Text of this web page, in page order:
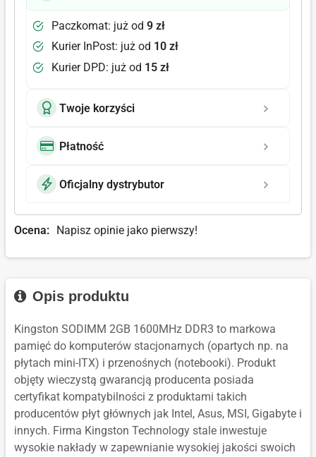
Paczkomat: już od 9 zł
Kurier InPost: już od 10 zł
Kurier DPD: już od 15 zł
Twoje korzyści
Płatność
Oficjalny dystrybutor
Ocena: Napisz opinie jako pierwszy!
Opis produktu
Kingston SODIMM 2GB 1600MHz DDR3 to markowa
pamięć do komputerów stacjonarnych (opartych np. na
płytach mini-ITX) i przenośnych (notebooki). Produkt
objęty wieczystą gwarancją producenta posiada
certyfikat kompatybilności z produktami takich
producentów płyt głównych jak Intel, Asus, MSI, Gigabyte i
innych. Firma Kingston Technology stale inwestuje
wysokie nakłady w zapewnianie wysokiej jakości swoich